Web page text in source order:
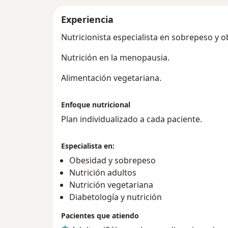
Experiencia
Nutricionista especialista en sobrepeso y
Nutrición en la menopausia.
Alimentación vegetariana.
Enfoque nutricional
Plan individualizado a cada paciente.
Especialista en:
Obesidad y sobrepeso
Nutrición adultos
Nutrición vegetariana
Diabetología y nutrición
Pacientes que atiendo